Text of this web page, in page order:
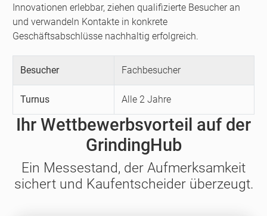
Innovationen erlebbar, ziehen qualifizierte Besucher an
und verwandeln Kontakte in konkrete
Geschäftsabschlüsse nachhaltig erfolgreich.
Besucher Fachbesucher
Turnus Alle 2 Jahre
Ihr Wettbewerbsvorteil auf der
GrindingHub
Ein Messestand, der Aufmerksamkeit
sichert und Kaufentscheider überzeugt.